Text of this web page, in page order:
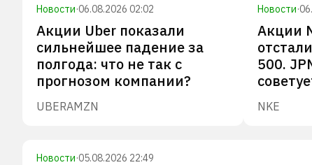
Новости·06.08.2026 02:02
Акции Uber показали
сильнейшее падение за
полгода: что не так с
прогнозом компании?
UBERAMZN
Новости·
Акции
500.
NKE
Новости·05.08.2026 22:49